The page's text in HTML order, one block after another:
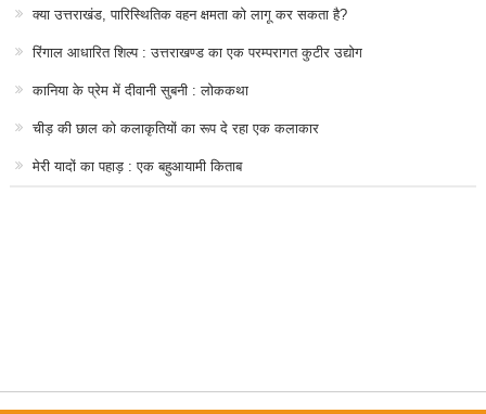
क्या उत्तराखंड, पारिस्थितिक वहन क्षमता को लागू कर सकता है?
रिंगाल आधारित शिल्प : उत्तराखण्ड का एक परम्परागत कुटीर उद्योग
कानिया के प्रेम में दीवानी सुबनी : लोककथा
चीड़ की छाल को कलाकृतियों का रूप दे रहा एक कलाकार
मेरी यादों का पहाड़ : एक बहुआयामी किताब